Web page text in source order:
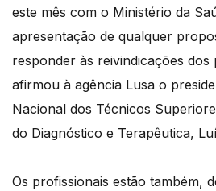
este mês com o Ministério da
apresentação de qualquer
responder às reivindicações dos
afirmou à agência Lusa o
Nacional dos Técnicos
do Diagnóstico e Terapêutica,
Os profissionais estão também,